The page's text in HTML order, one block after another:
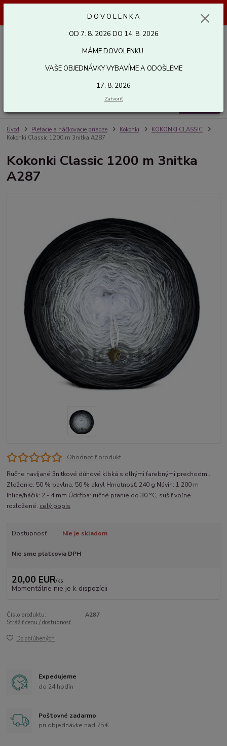
odošleme 17. 8. 2026. Ďakujeme.
Úvod Pletacie a háčkovacie priadze Kokonki
KOKONKI CLASSIC
Kokonki Classic 1200 m 3nitka A287
Kokonki Classic 1200 m 3nitka
A287
Ohodnotiť produkt
Ručne navíjané 3nitkové dúhové klbká s dlhými farebnými prechodmi.
Zloženie: 50 % bavlna, 50 % akryl Hmotnosť: 240 g Návin: 1 200 m
Ihlice/háčik: 2 - 4 mm Údržba: ručné pranie do 30 °C, sušiť voľne
rozložené. celý popis
Dostupnosť Nie je skladom
Nie sme platcovia DPH
20,00 EUR/ks
Momentálne nie je k dispozícii
Číslo produktu:
A287
Strážiť cenu / dostupnosť
Do obľúbených
Expedujeme
do 24 hodín
Poštovné zadarmo
pri objednávke nad 75 €
D O V O L E N K A
OD 7. 8. 2026 DO 14. 8. 2026
MÁME DOVOLENKU.
VAŠE OBJEDNÁVKY VYBAVÍME A ODOŠLEME
17. 8. 2026
Zatvoriť